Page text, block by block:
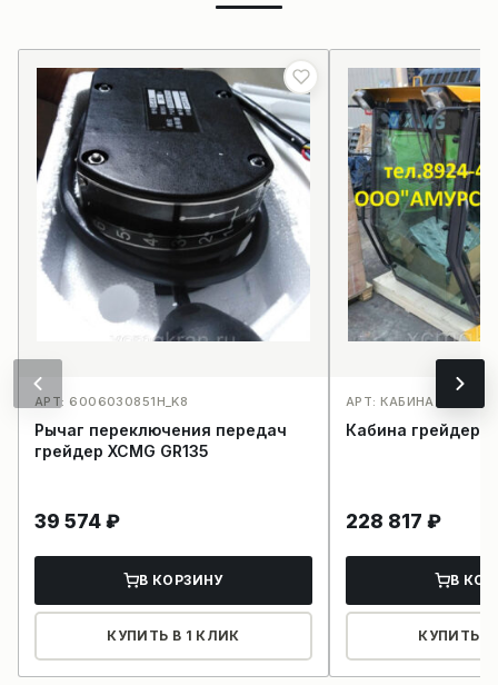
АРТ: 6006030851H_K8
Рычаг переключения передач
грейдер XCMG GR135
39 574 ₽
В КОРЗИНУ
КУПИТЬ В 1 КЛИК
АРТ: КАБИНА
Кабина грейдера
228 817 ₽
В
КУПИТЬ В